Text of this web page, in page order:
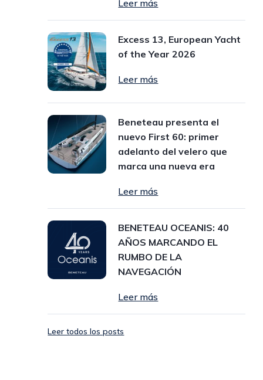
Leer más
Excess 13, European Yacht
of the Year 2026
Leer más
Beneteau presenta el
nuevo First 60: primer
adelanto del velero que
marca una nueva era
Leer más
BENETEAU OCEANIS: 40
AÑOS MARCANDO EL
RUMBO DE LA
NAVEGACIÓN
Leer más
Leer todos los posts